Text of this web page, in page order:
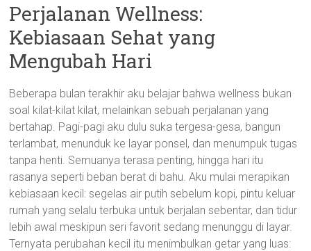
Perjalanan Wellness:
Kebiasaan Sehat yang
Mengubah Hari
Beberapa bulan terakhir aku belajar bahwa wellness bukan
soal kilat-kilat kilat, melainkan sebuah perjalanan yang
bertahap. Pagi-pagi aku dulu suka tergesa-gesa, bangun
terlambat, menunduk ke layar ponsel, dan menumpuk tugas
tanpa henti. Semuanya terasa penting, hingga hari itu
rasanya seperti beban berat di bahu. Aku mulai merapikan
kebiasaan kecil: segelas air putih sebelum kopi, pintu keluar
rumah yang selalu terbuka untuk berjalan sebentar, dan tidur
lebih awal meskipun seri favorit sedang menunggu di layar.
Ternyata perubahan kecil itu menimbulkan getar yang luas: